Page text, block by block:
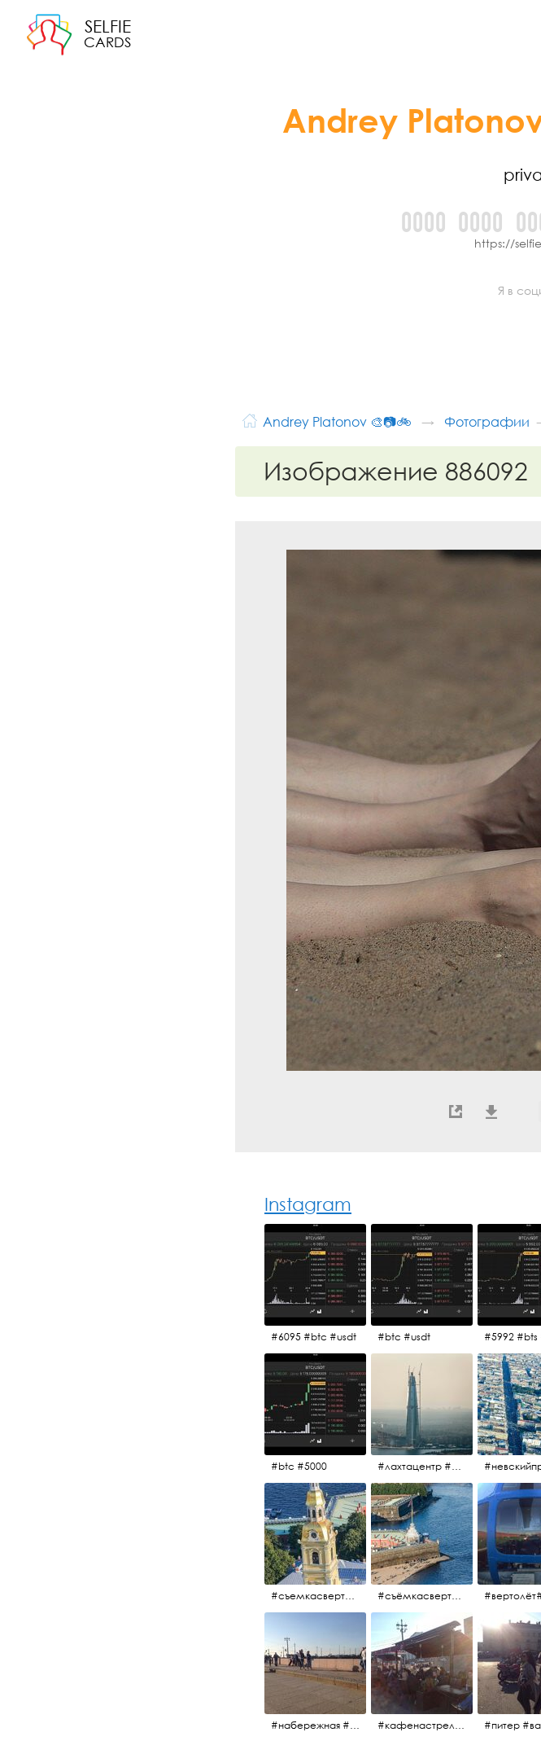
SELFIE
CARDS
Andrey
0000 0000
https://
Я в
Andrey Platonov 🎨📷🚲 Фотографии
Изображение 886092
Instagram
#6095 #btc #usdt #btc #usdt #5992 #bts
#btc #5000 #лахтацентр #лахта #башнягазпром #газпром #башня #небоскрёбпитера #небоскрёб #финскийзалив #санктпетербург
#съемкасвертолета #вертолёт #съёмкасвертолёта #петропавловскаякрепость #заячийостров #санктпетербург #съёмкасвертолёта #питер #петропавловскаякрепость #нева #осень2017
#набережная #людигуляют #биржевоймост #кафенастрелкевасильевскогоострова #байкеры